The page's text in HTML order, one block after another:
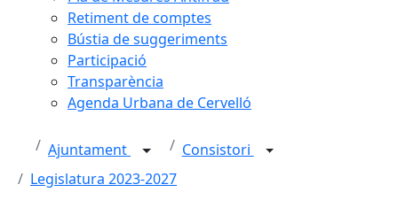
Retiment de comptes
Bústia de suggeriments
Participació
Transparència
Agenda Urbana de Cervelló
Ajuntament
Consistori
Legislatura 2023-2027